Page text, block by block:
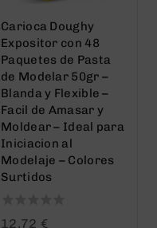
Carioca Doughy
Expositor con 48
Paquetes de Pasta
de Modelar 50gr –
Blanda y Flexible –
Facil de Amasar y
Moldear – Ideal para
Iniciacion al
Modelaje – Colores
Surtidos
012,72 €